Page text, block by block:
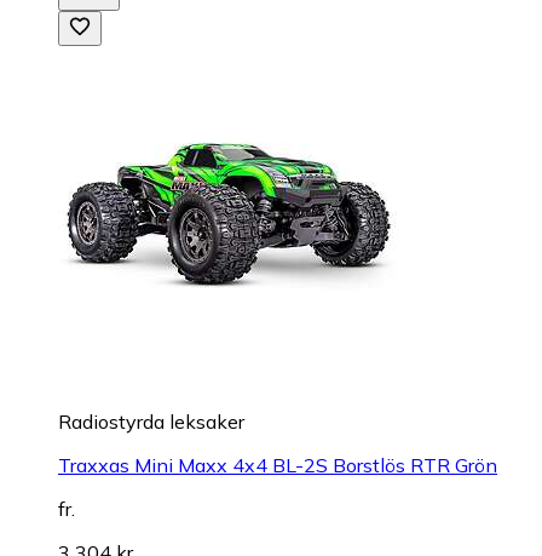
Radiostyrda leksaker
Traxxas Mini Maxx 4x4 BL-2S Borstlös RTR Grön
fr.